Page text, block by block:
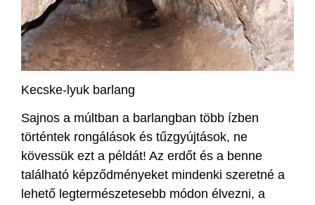
Kecske-lyuk barlang
Sajnos a múltban a barlangban több ízben
történtek rongálások és tűzgyújtások, ne
kövessük ezt a példát! Az erdőt és a benne
található képződményeket mindenki szeretné a
lehető legtermészetesebb módon élvezni, a